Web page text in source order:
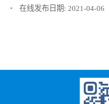
在线发布日期: 2021-04-06